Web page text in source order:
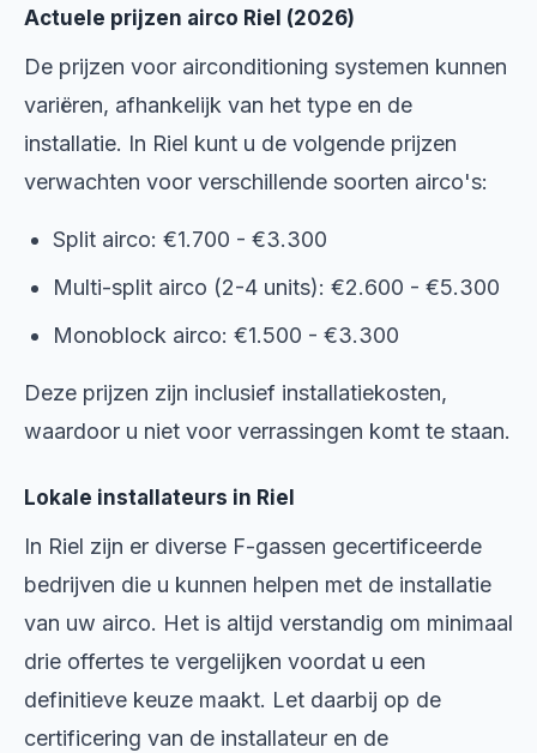
Actuele prijzen airco Riel (2026)
De prijzen voor airconditioning systemen kunnen
variëren, afhankelijk van het type en de
installatie. In Riel kunt u de volgende prijzen
verwachten voor verschillende soorten airco's:
Split airco: €1.700 - €3.300
Multi-split airco (2-4 units): €2.600 - €5.300
Monoblock airco: €1.500 - €3.300
Deze prijzen zijn inclusief installatiekosten,
waardoor u niet voor verrassingen komt te staan.
Lokale installateurs in Riel
In Riel zijn er diverse F-gassen gecertificeerde
bedrijven die u kunnen helpen met de installatie
van uw airco. Het is altijd verstandig om minimaal
drie offertes te vergelijken voordat u een
definitieve keuze maakt. Let daarbij op de
certificering van de installateur en de